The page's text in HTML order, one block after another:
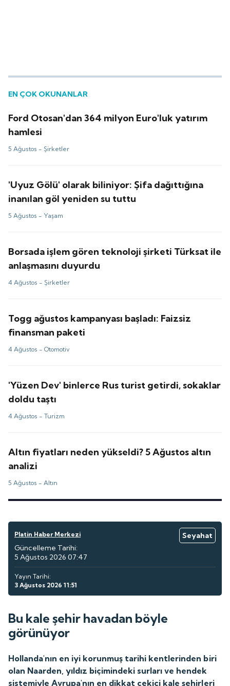
EN ÇOK OKUNANLAR
Ford Otosan'dan 364 milyon Euro'luk yatırım
hamlesi
5 Ağustos -Şirketler
'Uyuz Gölü' olarak biliniyor: Şifa dağıttığına
inanılan göl yeniden su tuttu
5 Ağustos - Yaşam
Borsada işlem gören teknoloji şirketi Türksat ile
anlaşmasını duyurdu
4 Ağustos -Şirketler
Togg ağustos kampanyası başladı: Faizsiz
finansman paketi
4 Ağustos -Otomotiv
'Yüzen Dev' binlerce Rus turist getirdi, sokaklar
doldu taştı
4 Ağustos -Turizm
Altın fiyatları neden yükseldi? 5 Ağustos altın
analizi
5 Ağustos -Altın
Platin Haber Merkezi
Seyahat
Güncelleme Tarihi:
5 Ağustos 2026 07:47
Yayın Tarihi:
3 Ağustos 2026 11:51
Bu kale şehir havadan böyle
görünüyor
Hollanda'nın en iyi korunmuş tarihi kentlerinden biri
olan Naarden, yıldız biçimindeki surları ve hendek
sistemiyle Avrupa'nın en dikkat çekici kale şehirleri